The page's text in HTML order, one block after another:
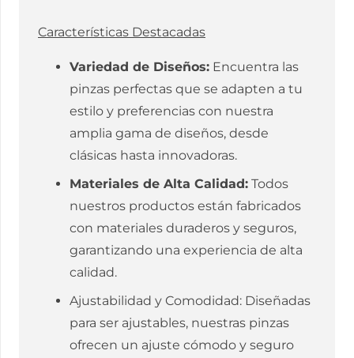
Características Destacadas
Variedad de Diseños: Encuentra las
pinzas perfectas que se adapten a tu
estilo y preferencias con nuestra
amplia gama de diseños, desde
clásicas hasta innovadoras.
Materiales de Alta Calidad: Todos
nuestros productos están fabricados
con materiales duraderos y seguros,
garantizando una experiencia de alta
calidad.
Ajustabilidad y Comodidad: Diseñadas
para ser ajustables, nuestras pinzas
ofrecen un ajuste cómodo y seguro